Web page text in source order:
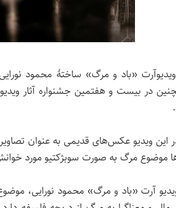
«باد و مرگ» ساختهٔ محمود
در بیست و هفتمین جشنواره آثار
این ویدیو عکس‌های قدیمی به عنوان تصاویری
موضوع مرگ به صورت سوبژکتیو مورد
آرت «باد و مرگ» محمود نورایی،